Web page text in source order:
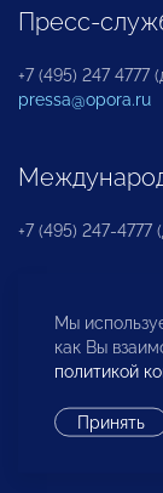
Пресс-
+7 (495) 247 4777
pressa@opora.ru
+7 (495) 247-4777
Бюро по
инвесторов
Мы
как Вы
политикой
Принять